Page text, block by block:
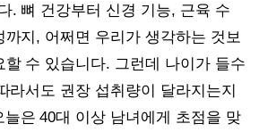
. 뼈 건강부터 신경 기능, 근육 수
까지, 어쩌면 우리가 생각하는 것보
할 수 있습니다. 그런데 나이가 들수
라서도 권장 섭취량이 달라지는지
늘은 40대 이상 남녀에게 초점을 맞